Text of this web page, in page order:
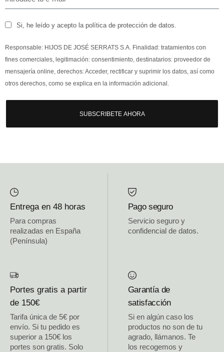
Si, he leído y acepto la política de protección de datos.
Responsable: HIJOS DE JOSÉ SERRATS S.A. Finalidad: tratamientos con
fines comerciales, legitimación: consentimiento, destinatarios: proveedor de
mensajería online, derechos: Acceder, rectificar y suprimir los datos, así como
otros derechos, como se explica en la información adicional.
SUBSCRIBETE AHORA
Entrega en 48 horas
Para compras
realizadas en España
(Península)
Pago seguro
Servicio seguro y
confidencial de datos.
Portes gratis a partir
de 150€
Tarifa única de 5€ por
envío. Si tu pedido es
superior a 150€ los
portes son gratis. Solo
Garantía de
satisfacción
Si en algún caso los
productos no son de tu
agrado, llámanos. Te
los recogemos y